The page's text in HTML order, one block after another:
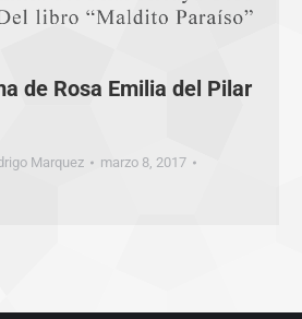
de Rosa Emilia del Pilar
Marquez
marzo 8, 2017